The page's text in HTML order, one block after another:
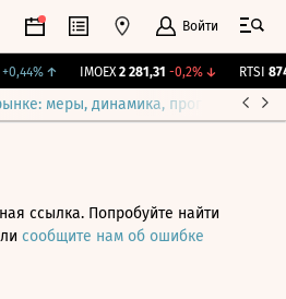
Войти
↑ IMOEX 2 281,31 -0,2%↓ RTSI
меры, динамика, прогнозы
ссылка. Попробуйте найти
сообщите нам об ошибке